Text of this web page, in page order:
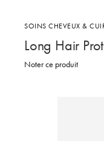
SOINS CHEVEUX &
Long Hair
Noter ce produit